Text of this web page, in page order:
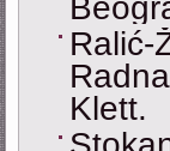
Ralić-
Klett.